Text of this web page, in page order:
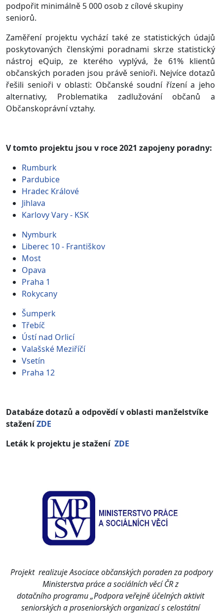
podpořit minimálně 5 000 osob z cílové skupiny
seniorů.
Zaměření projektu vychází také ze statistických údajů
poskytovaných členskými poradnami skrze statistický
nástroj eQuip, ze kterého vyplývá, že 61% klientů
občanských poraden jsou právě senioři. Nejvíce dotazů
řešili senioři v oblasti: Občanské soudní řízení a jeho
alternativy, Problematika zadlužování občanů a
Občanskoprávní vztahy.
V tomto projektu jsou v roce 2021 zapojeny poradny:
Rumburk
Pardubice
Hradec Králové
Jihlava
Karlovy Vary - KSK
Nymburk
Liberec 10 - Františkov
Most
Opava
Praha 1
Rokycany
Šumperk
Třebíč
Ústí nad Orlicí
Valašské Meziříčí
Vsetín
Praha 12
Databáze dotazů a odpovědí v oblasti manželstvíke
staženíZDE
Leták k projektu je stažení ZDE
Projekt realizuje Asociace občanských poraden za podpory
Ministerstva práce a sociálních věcí ČR z
dotačního programu „Podpora veřejně účelných aktivit
seniorských a proseniorských organizací s celostátní